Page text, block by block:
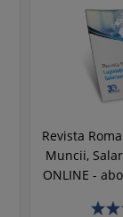
Revista
Muncii,
ONLINE -